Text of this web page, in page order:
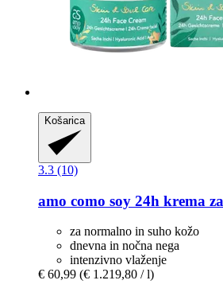
Košarica
3.3 (10)
amo como soy 24h krema
za normalno in suho kožo
dnevna in nočna nega
intenzivno vlaženje
€ 60,99 (€ 1.219,80 / l)